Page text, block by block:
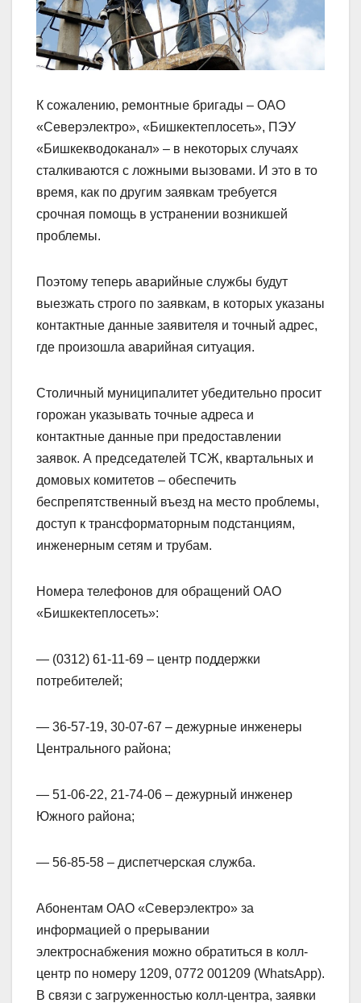
К сожалению, ремонтные бригады – ОАО
«Северэлектро», «Бишкектеплосеть», ПЭУ
«Бишкекводоканал» – в некоторых случаях
сталкиваются с ложными вызовами. И это в то
время, как по другим заявкам требуется
срочная помощь в устранении возникшей
проблемы.
Поэтому теперь аварийные службы будут
выезжать строго по заявкам, в которых указаны
контактные данные заявителя и точный адрес,
где произошла аварийная ситуация.
Столичный муниципалитет убедительно просит
горожан указывать точные адреса и
контактные данные при предоставлении
заявок. А председателей ТСЖ, квартальных и
домовых комитетов – обеспечить
беспрепятственный въезд на место проблемы,
доступ к трансформаторным подстанциям,
инженерным сетям и трубам.
Номера телефонов для обращений ОАО
«Бишкектеплосеть»:
— (0312) 61-11-69 – центр поддержки
потребителей;
— 36-57-19, 30-07-67 – дежурные инженеры
Центрального района;
— 51-06-22, 21-74-06 – дежурный инженер
Южного района;
— 56-85-58 – диспетчерская служба.
Абонентам ОАО «Северэлектро» за
информацией о прерывании
электроснабжения можно обратиться в колл-
центр по номеру 1209, 0772 001209 (WhatsApp).
В связи с загруженностью колл-центра, заявки